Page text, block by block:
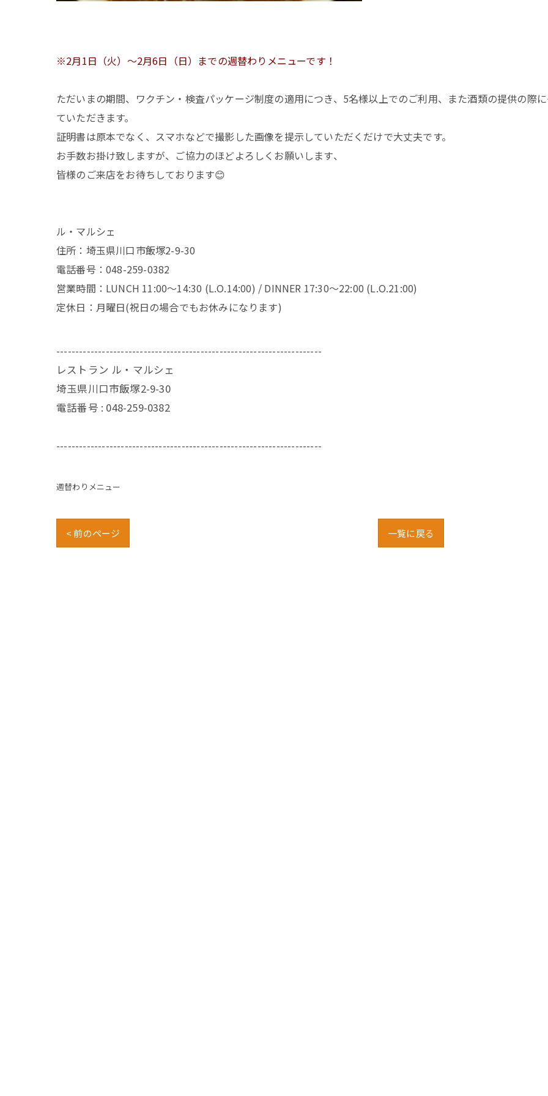
※2月1日（火）～2月6日（日）までの週替わりメニューです！
ただいまの期間、ワクチン・検査パッケージ制度の適用につき、5名様以上でのご利用、また酒類の提供の際
ていただきます。
証明書は原本でなく、スマホなどで撮影した画像を提示していただくだけで大丈夫です。
お手数お掛け致しますが、ご協力のほどよろしくお願いします、
皆様のご来店をお待ちしております😊
ル・マルシェ
住所：埼玉県川口市飯塚2-9-30
電話番号：048-259-0382
営業時間：LUNCH 11:00～14:30 (L.O.14:00) / DINNER 17:30～22:00 (L.O.21:00)
定休日：月曜日(祝日の場合でもお休みになります)
----------------------------------------------------------------------
レストラン ル・マルシェ
埼玉県川口市飯塚2-9-30
電話番号 : 048-259-0382
----------------------------------------------------------------------
週替わりメニュー
< 前のページ 一覧に戻る